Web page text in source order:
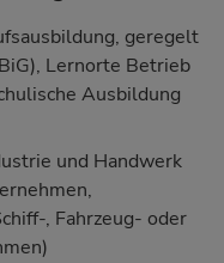
geregelt
Lernorte Betrieb
Ausbildung
und Handwerk
, Fahrzeug- oder